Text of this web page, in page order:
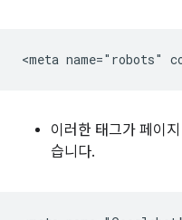
이러한 태그가 페이
습니다.